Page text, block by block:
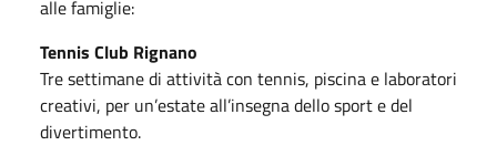
alle famiglie:
Tennis Club Rignano
Tre settimane di attività con tennis, piscina e laboratori
creativi, per un’estate all’insegna dello sport e del
divertimento.